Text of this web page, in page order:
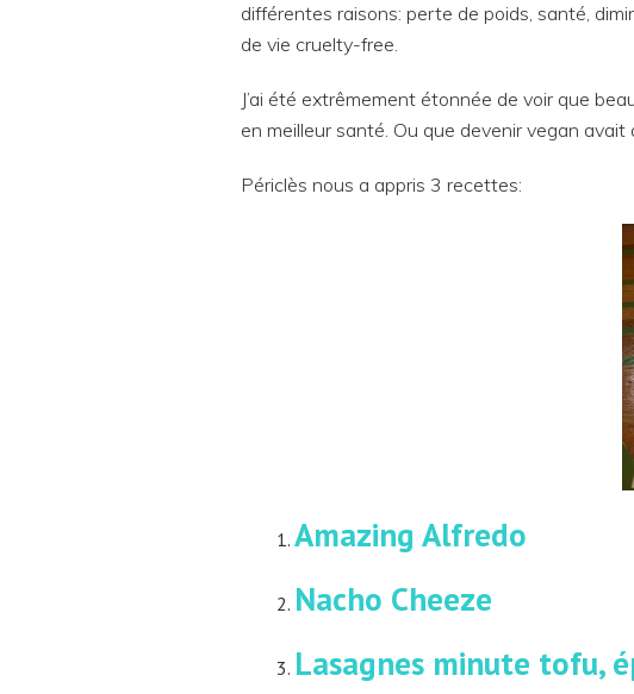
différentes raisons: perte de poids, santé,
de vie cruelty-free.
J’ai été extrêmement étonnée de voir que
en meilleur santé. Ou que devenir vegan
Périclès nous a appris 3 recettes:
Amazing Alfredo
Nacho Cheeze
Lasagnes minute tofu,